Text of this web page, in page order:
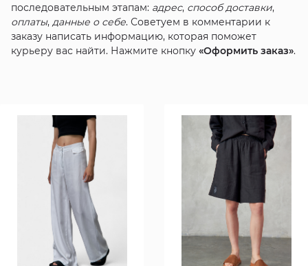
последовательным этапам: адрес, способ доставки,
оплаты, данные о себе. Советуем в комментарии к
заказу написать информацию, которая поможет
курьеру вас найти. Нажмите кнопку «Оформить заказ».